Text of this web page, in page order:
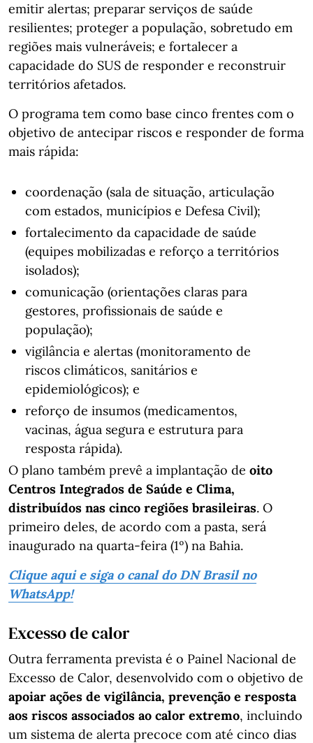
emitir alertas; preparar serviços de saúde
resilientes; proteger a população, sobretudo em
regiões mais vulneráveis; e fortalecer a
capacidade do SUS de responder e reconstruir
territórios afetados.
O programa tem como base cinco frentes com o
objetivo de antecipar riscos e responder de forma
mais rápida:
coordenação (sala de situação, articulação
com estados, municípios e Defesa Civil);
fortalecimento da capacidade de saúde
(equipes mobilizadas e reforço a territórios
isolados);
comunicação (orientações claras para
gestores, profissionais de saúde e
população);
vigilância e alertas (monitoramento de
riscos climáticos, sanitários e
epidemiológicos); e
reforço de insumos (medicamentos,
vacinas, água segura e estrutura para
resposta rápida).
O plano também prevê a implantação de oito
Centros Integrados de Saúde e Clima,
distribuídos nas cinco regiões brasileiras. O
primeiro deles, de acordo com a pasta, será
inaugurado na quarta-feira (1º) na Bahia.
Clique aqui e siga o canal do DN Brasil no
WhatsApp!
Excesso de calor
Outra ferramenta prevista é o Painel Nacional de
Excesso de Calor, desenvolvido com o objetivo de
apoiar ações de vigilância, prevenção e resposta
aos riscos associados ao calor extremo, incluindo
um sistema de alerta precoce com até cinco dias